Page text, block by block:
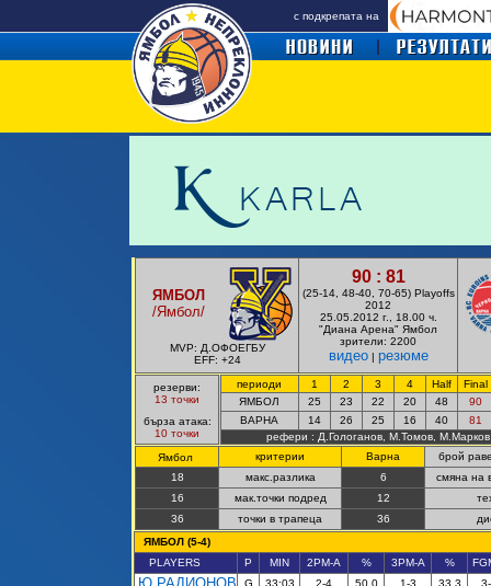
с подкрепата на
ЯМБОЛ
/Ямбол/
MVP: Д.ОФОЕГБУ
EFF: +24
90 : 81
(25-14, 48-40, 70-65) Playoffs
2012
25.05. 2012 г., 18.00 ч.
"Диана Арена" Ямбол
зрители: 2200
видео| резюме
резерви:
13 точки
бърза атака:
10 точки
периоди 1 2 3 4 Half
Final
ЯМБОЛ
25 23 22 20 48
90
ВАРНА
14 26 25 16 40
81
рефери : Д.Гологанов, М.Томов, М.Марков
Ямбол
критерии Варна
брой
18
макс.разлика 6
смяна на
16
мак.точки подред 12
36
точки в трапеца 36
ЯМБОЛ (5-4)
PLAYERS
P MIN 2PM-A % 3PM-A %
G 33:03 2-4 50.0 1-3 33.3